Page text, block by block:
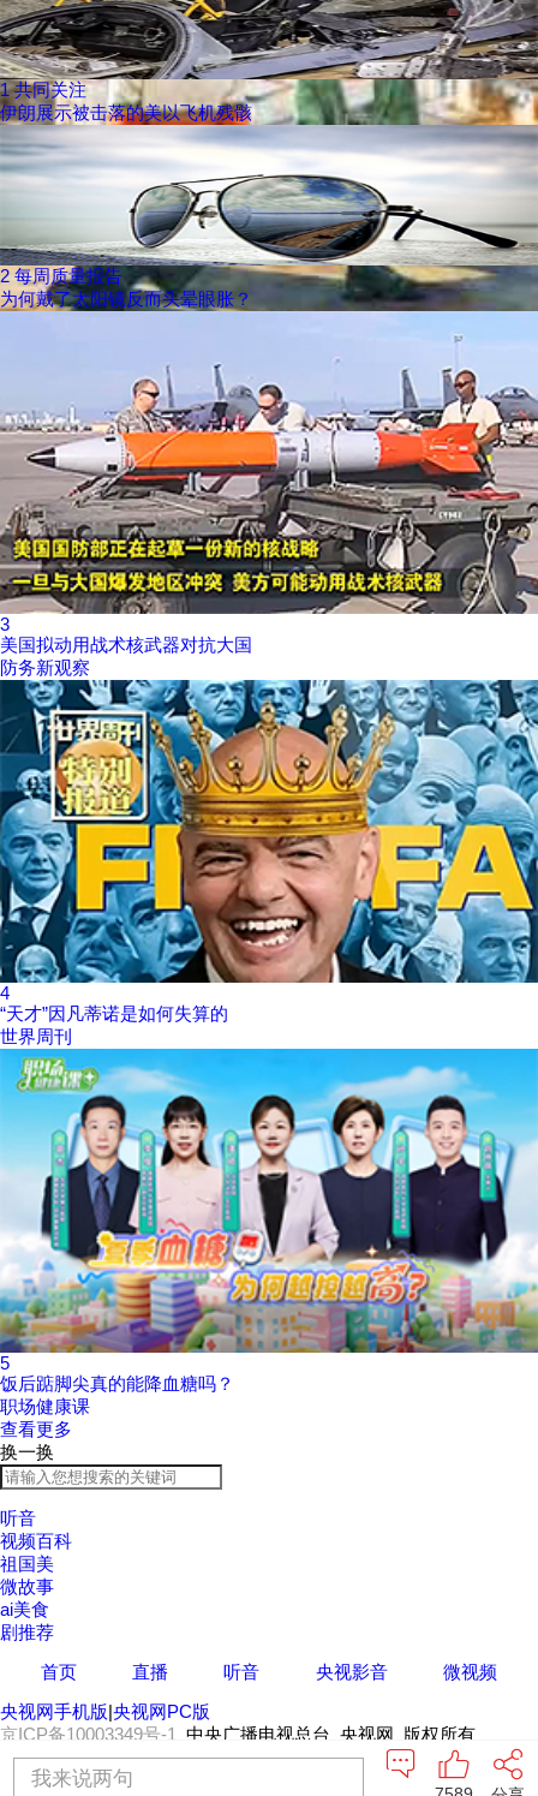
1 共同关注
伊朗展示被击落的美以飞机残骸
2 每周质量报告
为何戴了太阳镜反而头晕眼胀？
3
美国拟动用战术核武器对抗大国
防务新观察
4
“天才”因凡蒂诺是如何失算的
世界周刊
5
饭后踮脚尖真的能降血糖吗？
职场健康课
查看更多
换一换
听音
视频百科
祖国美
微故事
ai美食
剧推荐
首页
直播 听音 央视影音
微视频
央视网手机版|央视网PC版
京ICP备10003349号-1
中央广播电视总台 央视网 版权所有
我来说两句